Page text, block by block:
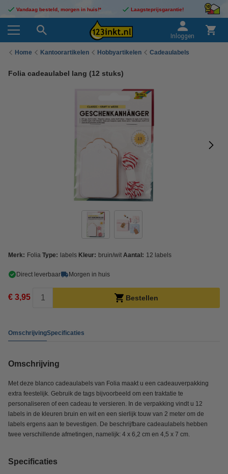
Vandaag besteld, morgen in huis!* Laagsteprijsgarantie!
Inloggen
Home Kantoorartikelen Hobbyartikelen Cadeaulabels
Folia cadeaulabel lang (12 stuks)
Merk: Folia Type: labels Kleur: bruin/wit Aantal: 12 labels
Direct leverbaar Morgen in huis
€ 3,95 Bestellen
OmschrijvingSpecificaties
Omschrijving
Met deze blanco cadeaulabels van Folia maakt u een cadeauverpakking
extra feestelijk. Gebruik de tags bijvoorbeeld om een traktatie te
personaliseren of een cadeau te versieren. In de verpakking vindt u 12
labels in de kleuren bruin en wit en een sierlijk touw van 2 meter om de
labels ergens aan te bevestigen. De beschrijfbare cadeaulabels hebben
twee verschillende afmetingen, namelijk: 4 x 6,2 cm en 4,5 x 7 cm.
Specificaties